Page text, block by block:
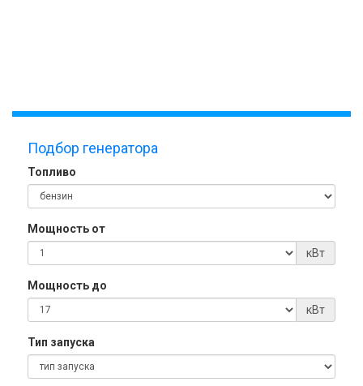
Подбор генератора
Топливо
Мощность от
кВт
Мощность до
кВт
Тип запуска